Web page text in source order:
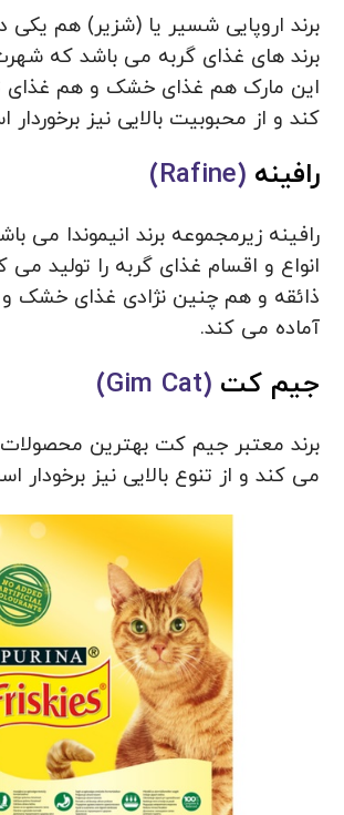
برند اروپایی شسیر یا (شزیر) هم یکی
برند های غذای گربه می باشد که
این مارک هم غذای خشک و هم غذای
کند و از محبوبیت بالایی نیز
رافینه (Rafine)
رافینه زیرمجموعه برند انیموندا می
انواع و اقسام غذای گربه را تولید می
ذائقه و هم چنین نژادی غذای
آماده می کند.
جیم کت (Gim Cat)
برند معتبر جیم کت بهترین محصولات
می کند و از تنوع بالایی نیز برخودار